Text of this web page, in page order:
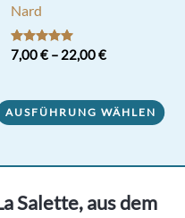
Nard
Bewertet mit
5.00
7,00€– 22,00€
AUSFÜHRUNG WÄHLEN
Produkt
auf.
Salette, aus dem